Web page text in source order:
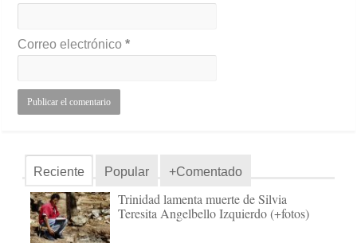
Correo electrónico*
Reciente Popular +Comentado
Trinidad lamenta muerte de Silvia
Teresita Angelbello Izquierdo (+fotos)